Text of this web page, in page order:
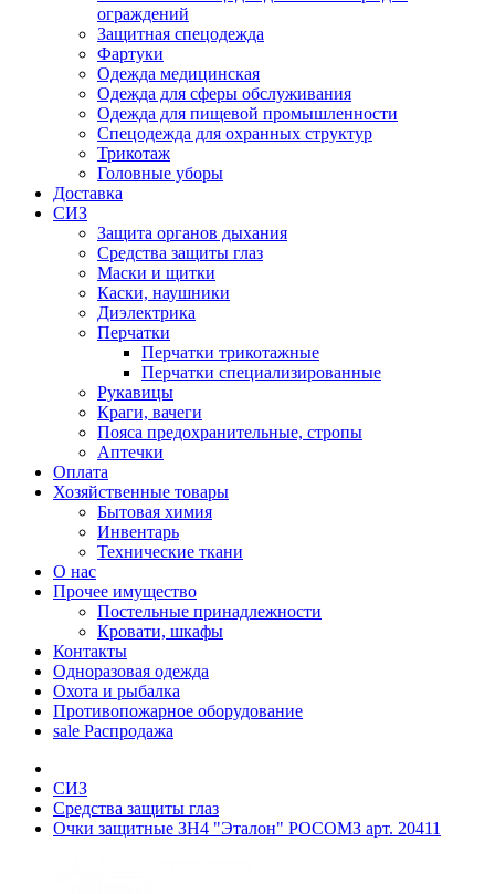
ограждений
Защитная спецодежда
Фартуки
Одежда медицинская
Одежда для сферы обслуживания
Одежда для пищевой промышленности
Спецодежда для охранных структур
Трикотаж
Головные уборы
Доставка
СИЗ
Защита органов дыхания
Средства защиты глаз
Маски и щитки
Каски, наушники
Диэлектрика
Перчатки
Перчатки трикотажные
Перчатки специализированные
Рукавицы
Краги, вачеги
Пояса предохранительные, стропы
Аптечки
Оплата
Хозяйственные товары
Бытовая химия
Инвентарь
Технические ткани
О нас
Прочее имущество
Постельные принадлежности
Кровати, шкафы
Контакты
Одноразовая одежда
Охота и рыбалка
Противопожарное оборудование
sale Распродажа
СИЗ
Средства защиты глаз
Очки защитные ЗН4 "Эталон" РОСОМЗ арт. 20411